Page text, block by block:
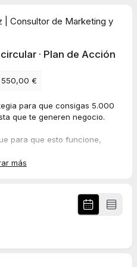
| Consultor de Marketing y
· Plan de Acción
550,00 €
para que consigas 5.000
que te generen negocio.
para que esto funcione,
y diseñando un plan de
para que actives tu
más